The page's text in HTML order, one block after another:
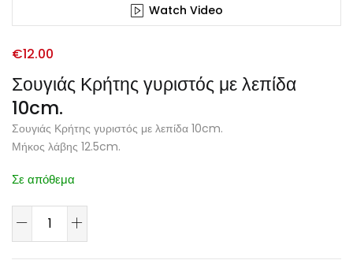
Watch Video
Σουγιάς Κρήτης γυριστός με λεπίδα
10cm.
€12.00
Σουγιάς Κρήτης γυριστός με λεπίδα 10cm.
Μήκος λάβης 12.5cm.
Σε απόθεμα